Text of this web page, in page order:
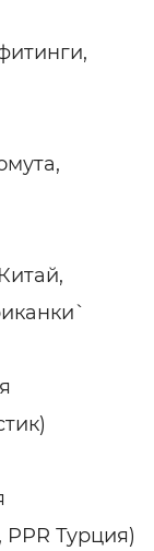
Турция)